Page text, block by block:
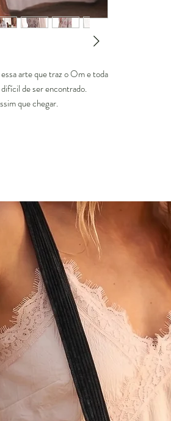
arte que traz o Om e toda
de ser encontrado.
que chegar.